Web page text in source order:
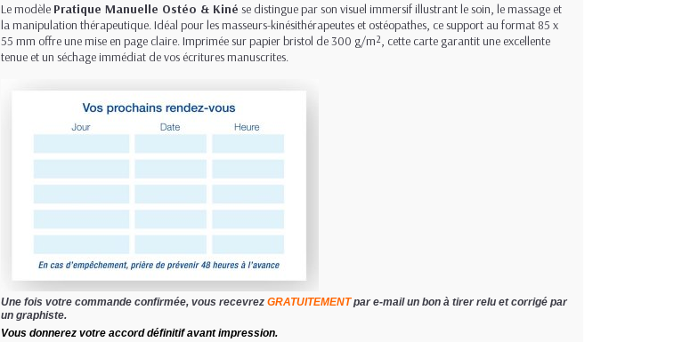
Le modèle Pratique Manuelle Ostéo & Kiné se distingue par son visuel immersif illustrant le soin, le massage et
la manipulation thérapeutique. Idéal pour les masseurs-kinésithérapeutes et ostéopathes, ce support au format 85 x
55 mm offre une mise en page claire. Imprimée sur papier bristol de 300 g/m², cette carte garantit une excellente
tenue et un séchage immédiat de vos écritures manuscrites.
Une fois votre commande confirmée, vous recevrez GRATUITEMENT par e-mail un bon à tirer relu et corrigé par
un graphiste.
Vous donnerez votre accord définitif avant impression.